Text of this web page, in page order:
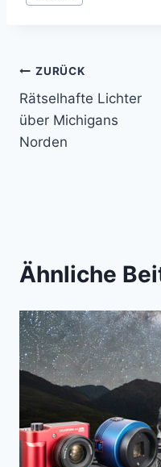
ZURÜCK
Rätselhafte Lichter
über Michigans
Norden
Ähnliche